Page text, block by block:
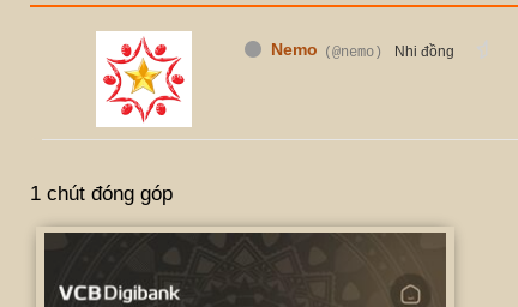
Nemo (@nemo) Nhi đồng
1 chút đóng góp